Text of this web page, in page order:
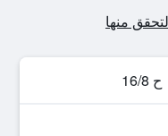
ح 16/8